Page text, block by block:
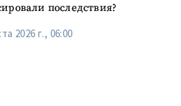
последствия?
2026 г., 06:00